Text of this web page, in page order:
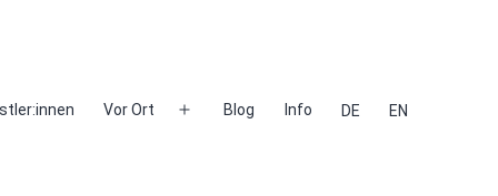
Vor Ort
Menü
Blog Info DE EN